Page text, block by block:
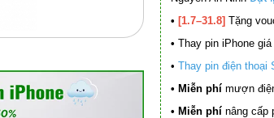
• [1.7–31.8] Tặng
• Thay pin iPhone
• Thay pin điện thoại
• Miễn phí mượn
• Miễn phí nâng cấp